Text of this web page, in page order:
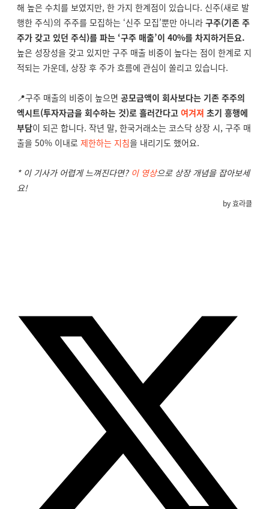
해 높은 수치를 보였지만, 한 가지 한계점이 있습니다. 신주(새로 발
행한 주식)의 주주를 모집하는 ‘신주 모집’뿐만 아니라 구주(기존 주
주가 갖고 있던 주식)를 파는 ‘구주 매출’이 40%를 차지하거든요.
높은 성장성을 갖고 있지만 구주 매출 비중이 높다는 점이 한계로 지
적되는 가운데, 상장 후 주가 흐름에 관심이 쏠리고 있습니다.
📍구주 매출의 비중이 높으면 공모금액이 회사보다는 기존 주주의
엑시트(투자자금을 회수하는 것)로 흘러간다고 여겨져 초기 흥행에
부담이 되곤 합니다. 작년 말, 한국거래소는 코스닥 상장 시, 구주 매
출을 50% 이내로 제한하는 지침을 내리기도 했어요.
* 이 기사가 어렵게 느껴진다면? 이 영상으로 상장 개념을 잡아보세
요!
by 효라클